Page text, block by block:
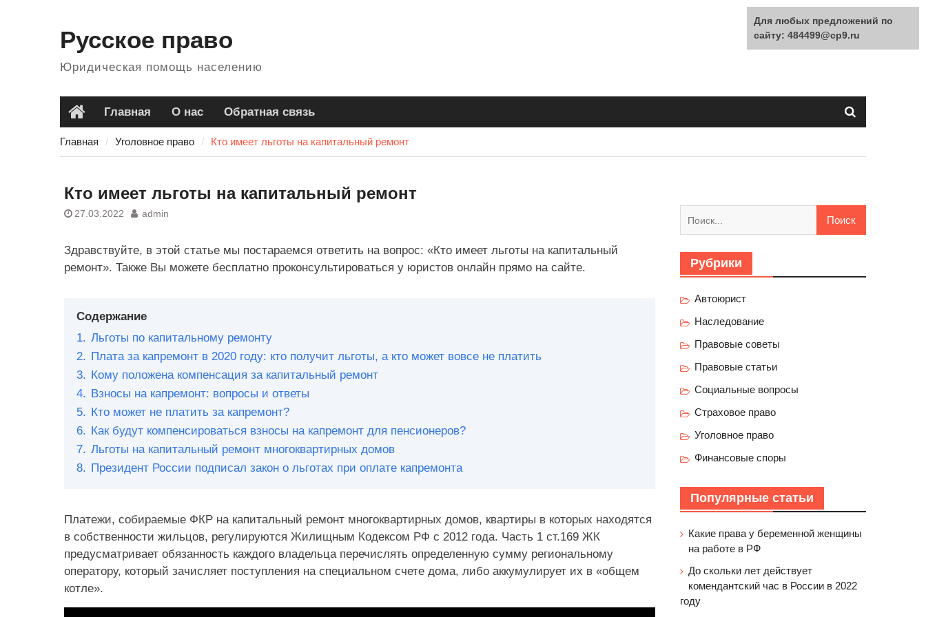
Русское право
Юридическая помощь населению
Главная
Главная О нас Обратная связь
Главная Уголовное право Кто имеет льготы на капитальный ремонт
Кто имеет льготы на капитальный ремонт
27.03.2022 admin
Здравствуйте, в этой статье мы постараемся ответить на вопрос: «Кто имеет льготы на капитальный
ремонт». Также Вы можете бесплатно проконсультироваться у юристов онлайн прямо на сайте.
Содержание
1. Льготы по капитальному ремонту
2. Плата за капремонт в 2020 году: кто получит льготы, а кто может вовсе не платить
3. Кому положена компенсация за капитальный ремонт
4. Взносы на капремонт: вопросы и ответы
5. Кто может не платить за капремонт?
6. Как будут компенсироваться взносы на капремонт для пенсионеров?
7. Льготы на капитальный ремонт многоквартирных домов
8. Президент России подписал закон о льготах при оплате капремонта
Платежи, собираемые ФКР на капитальный ремонт многоквартирных домов, квартиры в которых находятся
в собственности жильцов, регулируются Жилищным Кодексом РФ с 2012 года. Часть 1 ст.169 ЖК
предусматривает обязанность каждого владельца перечислять определенную сумму региональному
оператору, который зачисляет поступления на специальном счете дома, либо аккумулирует их в «общем
котле».
Рубрики
Автоюрист
Наследование
Правовые советы
Правовые статьи
Социальные вопросы
Страховое право
Уголовное право
Финансовые споры
Популярные статьи
Какие права у беременной женщины
на работе в РФ
До скольки лет действует
комендантский час в России в 2022
году
Для любых предложений по
сайту: 484499@cp9.ru